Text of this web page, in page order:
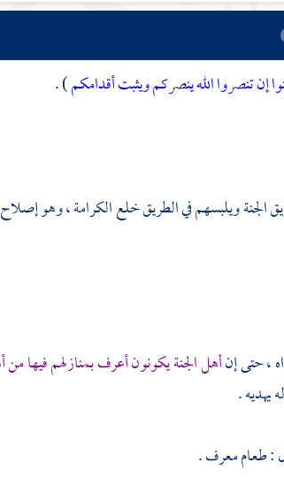
إن تنصروا الله ينصركم ويثبت أقدامكم) .
الجنة ويلبسهم في الطريق خلع الكرامة ، وهو
، حتى إنأهل الجنة يكونون أعرف بمنازلهم فيها
يهديه .
: طعام معرف .